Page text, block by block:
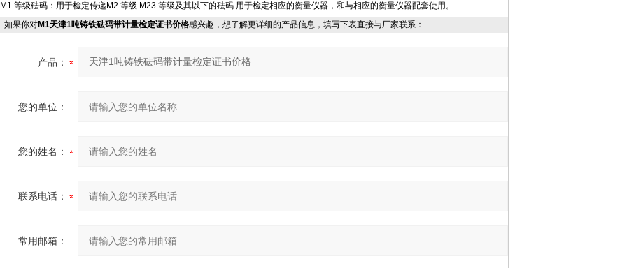
M1 等级砝码：用于检定传递M2 等级.M23 等级及其以下的砝码.用于检定相应的衡量仪器，和与相应的衡量仪器配套使用。
如果你对M1天津1吨铸铁砝码带计量检定证书价格感兴趣，想了解更详细的产品信息，填写下表直接与厂家联系：
产品：
您的单位：
您的姓名：
联系电话：
常用邮箱：